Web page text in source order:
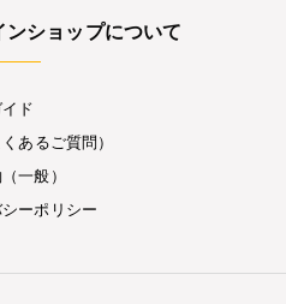
ショップについて
ド
あるご質問）
一般）
ーポリシー